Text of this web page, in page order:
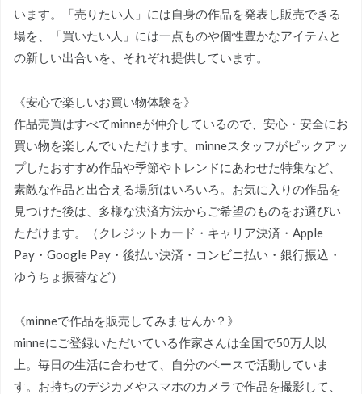
います。「売りたい人」には自身の作品を発表し販売できる
場を、「買いたい人」には一点ものや個性豊かなアイテムと
の新しい出合いを、それぞれ提供しています。
《安心で楽しいお買い物体験を》
作品売買はすべてminneが仲介しているので、安心・安全にお
買い物を楽しんでいただけます。minneスタッフがピックアッ
プしたおすすめ作品や季節やトレンドにあわせた特集など、
素敵な作品と出合える場所はいろいろ。お気に入りの作品を
見つけた後は、多様な決済方法からご希望のものをお選びい
ただけます。（クレジットカード・キャリア決済・Apple
Pay・Google Pay・後払い決済・コンビニ払い・銀行振込・
ゆうちょ振替など）
《minneで作品を販売してみませんか？》
minneにご登録いただいている作家さんは全国で50万人以
上。毎日の生活に合わせて、自分のペースで活動していま
す。お持ちのデジカメやスマホのカメラで作品を撮影して、